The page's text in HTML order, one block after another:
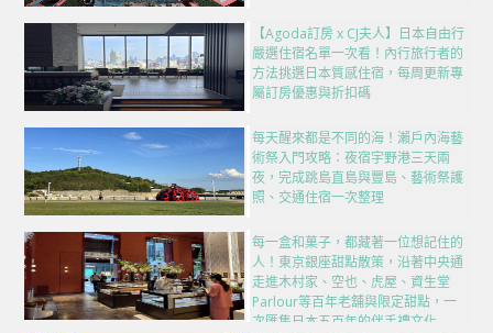
【Agoda訂房 x CJ夫人】日本自由行
嚴選住宿名單一次看！內行旅行者的
方法挑選日本質感住宿，每周更新專
屬訂房優惠與折扣碼
每天醒來都是不同的海！瀨戶內海藝
術祭入門攻略：夜宿宇野港三天兩
夜，完成跳島直島與豐島、藝術祭護
照、交通住宿一次整理
每一盒和菓子，都藏著一位想記住的
人！東京銀座甜點散策，沿著中央通
走進木村家、空也、虎屋、資生堂
Parlour等百年老舖與限定甜點，一
次匯集日本五百年的伴手禮文化